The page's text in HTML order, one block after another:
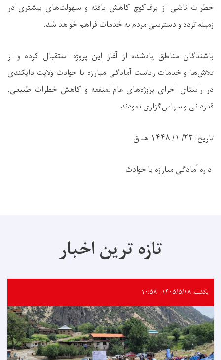
خطرات ناشی از برف‌کوچ کاهش یافته و سهولت‌های بیشتری در
زمینه تردد و دسترسی مردم به خدمات فراهم خواهد شد.
باشندگان مناطق یادشده از آغاز این پروژه استقبال کرده و از
تلاش‌ها و خدمات ریاست آمادگی مبارزه با حوادث ولایت دایکندی
در راستای اجرای پروژه‌های عام‌المنفعه و کاهش خطرات طبیعی،
قدردانی و سپاس‌گزاری نمودند.
تاریخ: ۲۲/ ۱/ ۱۴۴۸ هـ ق
اداره آمادگی مبارزه با حوادث
تازه ترین اخبار
یکشنبه ۱۴۰۵/۵/۱۸ - ۱۰:۵۸